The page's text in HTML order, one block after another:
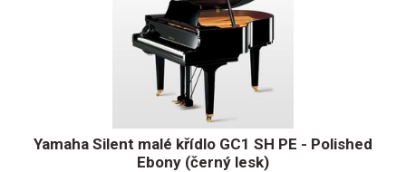
Yamaha Silent malé křídlo GC1 SH PE - Polished
Ebony (černý lesk)